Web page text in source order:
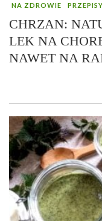
NA ZDROWIE PRZEPISY
CHRZAN:
LEK NA
NAWET NA